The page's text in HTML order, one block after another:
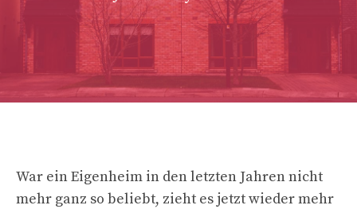
War ein Eigenheim in den letzten Jahren nicht
mehr ganz so beliebt, zieht es jetzt wieder mehr